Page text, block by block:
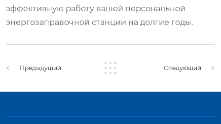
эффективную работу вашей персональной
энергозаправочной станции на долгие годы.
Предыдущий Следующий